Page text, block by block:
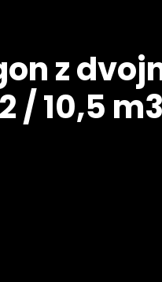
z
/ 10,5